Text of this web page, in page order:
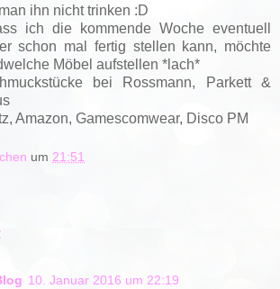
ihn nicht trinken :D
ich die kommende Woche eventuell
schon mal fertig stellen kann, möchte
Möbel aufstellen *lach*
bei Rossmann,
Parkett &
Amazon, Gamescomwear, Disco PM
um 21:51
10. Januar 2016 um 22:19